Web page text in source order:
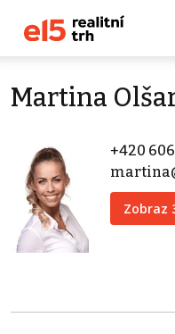
Martina
+420
Zobraz